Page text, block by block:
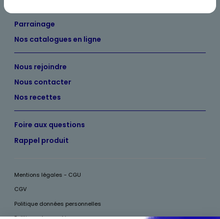
Parrainage
Nos catalogues en ligne
Nous rejoindre
Nous contacter
Nos recettes
Foire aux questions
Rappel produit
Mentions légales - CGU
CGV
Politique données personnelles